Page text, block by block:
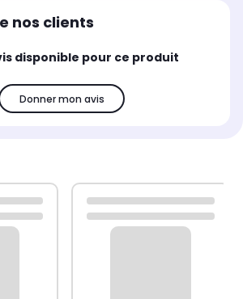
nos clients
disponible pour ce produit
Donner mon avis